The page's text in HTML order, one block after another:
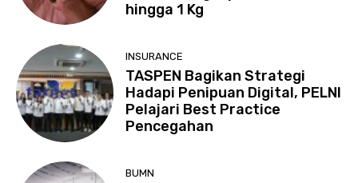
hingga 1 Kg
INSURANCE
TASPEN Bagikan Strategi
Hadapi Penipuan Digital, PELNI
Pelajari Best Practice
Pencegahan
BUMN